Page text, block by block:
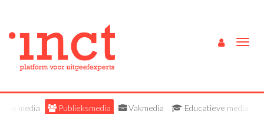
Alle media Publieksmedia Vakmedia Educatieve media